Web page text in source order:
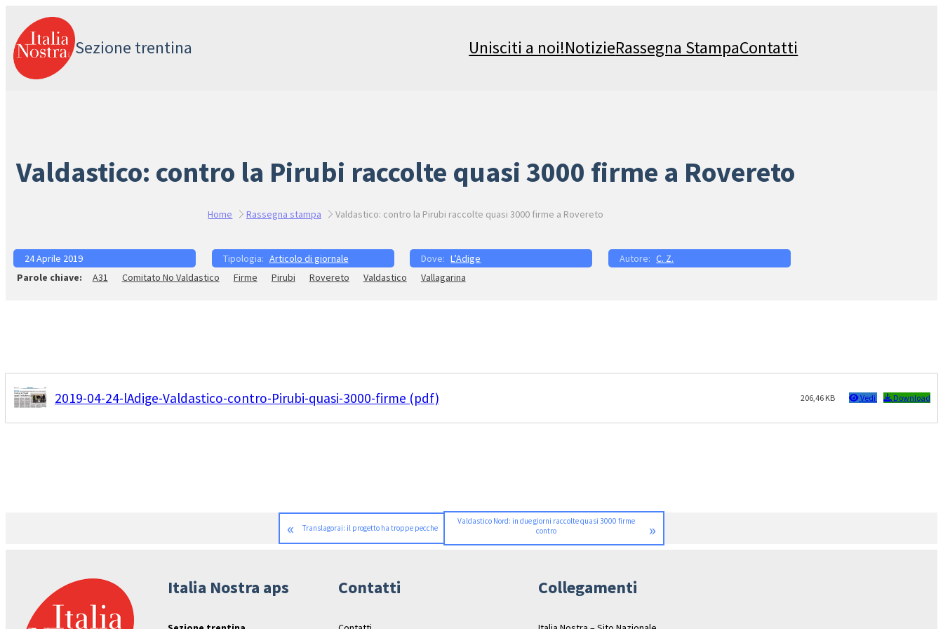
al
contenuto
Sezione trentina Unisciti a noi!NotizieRassegna StampaContatti
Valdastico: contro la Pirubi raccolte quasi 3000 firme a Rovereto
Home Rassegna stampa Valdastico: contro la Pirubi raccolte quasi 3000 firme a Rovereto
24 Aprile 2019 Articolo di giornale L’Adige
C. Z.
A31
Comitato No Valdastico Firme Pirubi Rovereto Valdastico Vallagarina
2019-04-24-lAdige-Valdastico-contro-Pirubi-quasi-3000-firme (pdf) 206,46 KB Vedi Download
« Translagorai: il progetto ha troppe pecche
Valdastico Nord: in due giorni raccolte quasi 3000 firme
contro
»
Italia Nostra aps Contatti Collegamenti